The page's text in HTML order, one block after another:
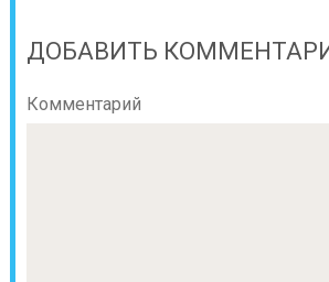
ДОБАВИТЬ
Комментарий